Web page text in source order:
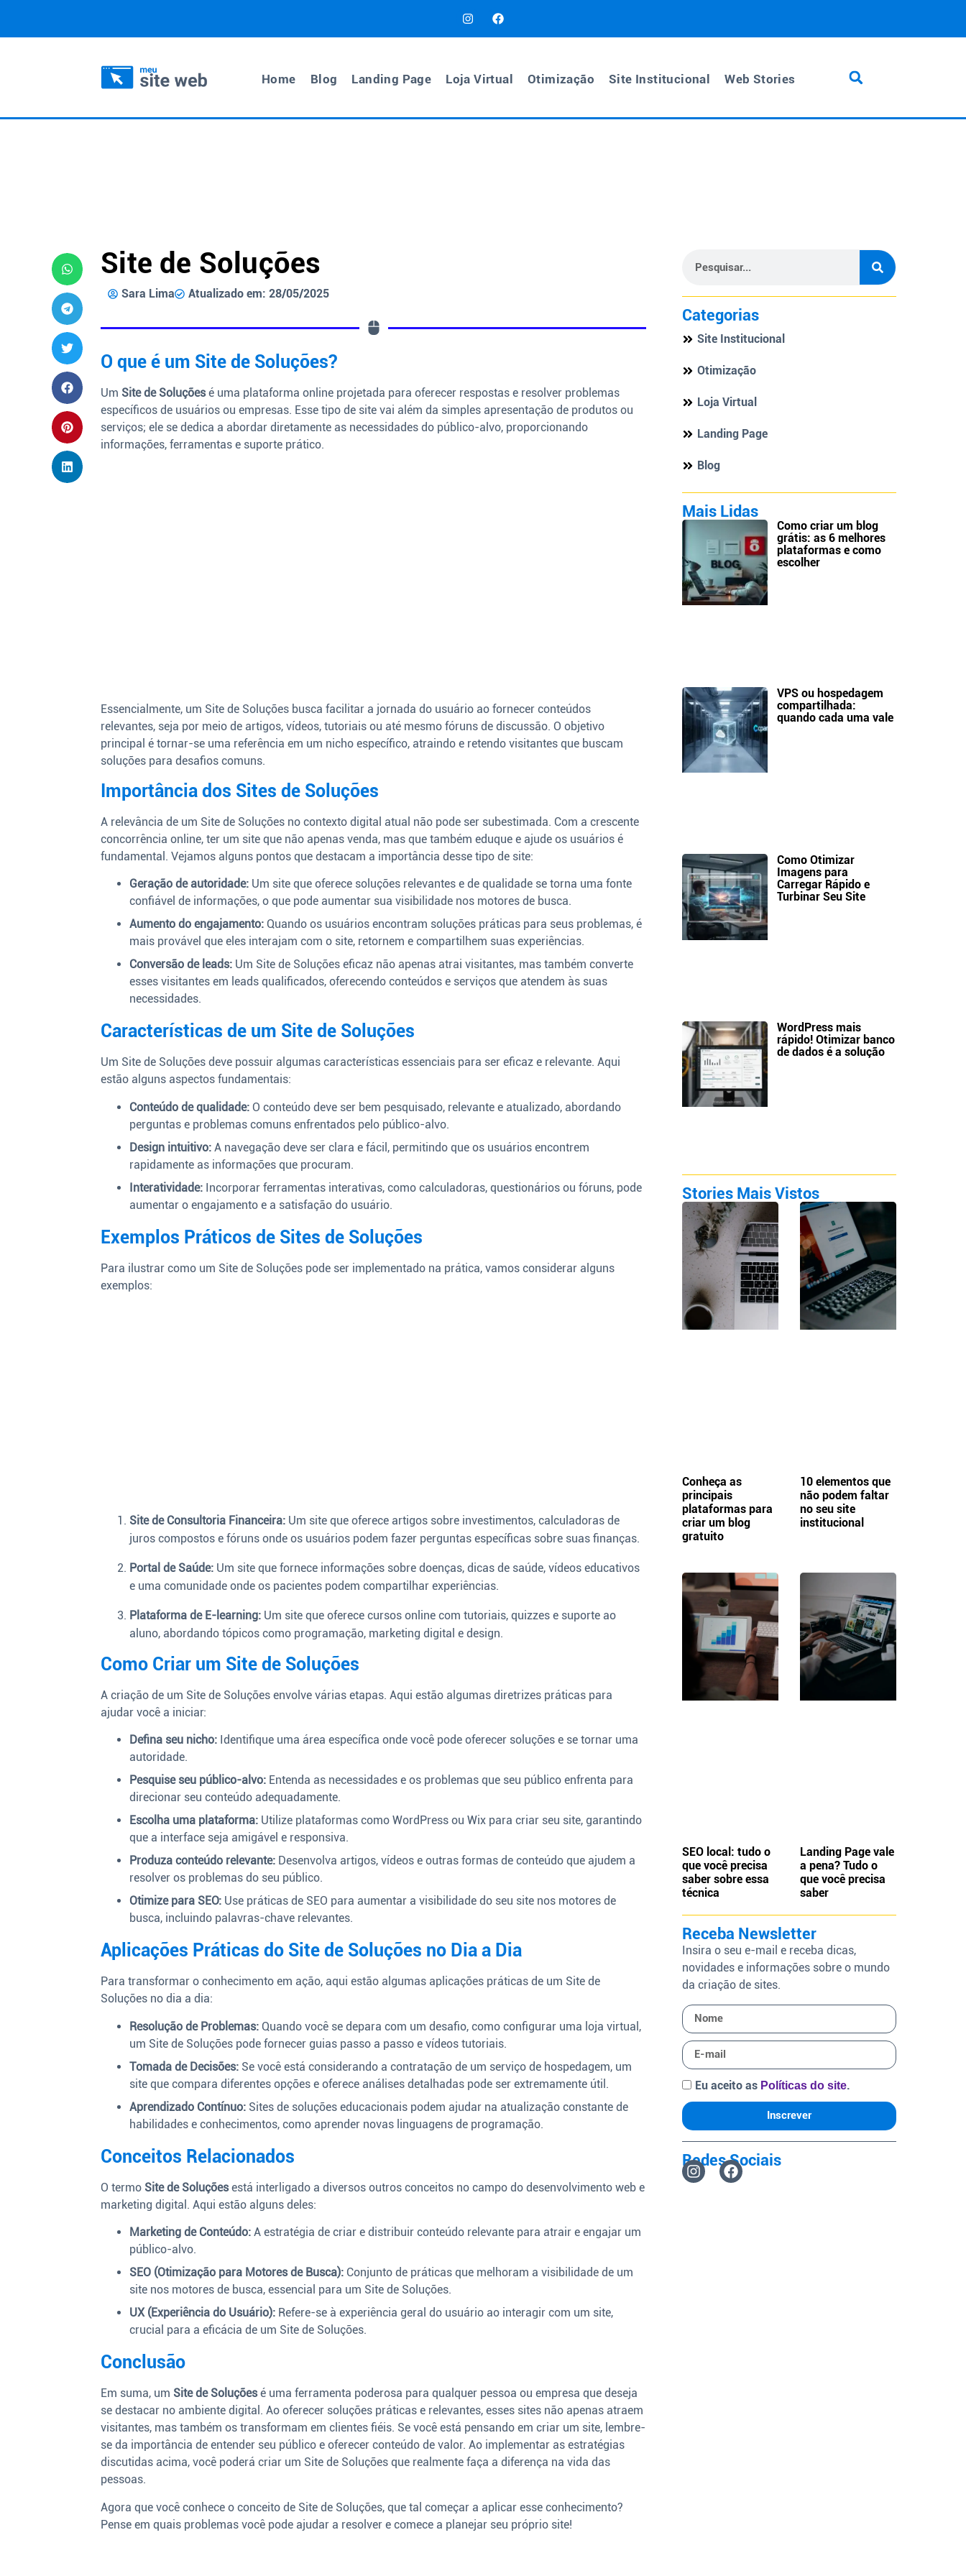
Home Blog Landing Page Loja Virtual Otimização Site Institucional Web Stories
Site de Soluções
Sara Lima Atualizado em: 28/05/2025
O que é um Site de Soluções?
Um Site de Soluçõesé uma plataforma online projetada para oferecer respostas e resolver problemas
específicos de usuários ou empresas. Esse tipo de site vai além da simples apresentação de produtos ou
serviços; ele se dedica a abordar diretamente as necessidades do público-alvo, proporcionando
informações, ferramentas e suporte prático.
Essencialmente, um Site de Soluções busca facilitar a jornada do usuário ao fornecer conteúdos
relevantes, seja por meio de artigos, vídeos, tutoriais ou até mesmo fóruns de discussão. O objetivo
principal é tornar-se uma referência em um nicho específico, atraindo e retendo visitantes que buscam
soluções para desafios comuns.
Importância dos Sites de Soluções
A relevância de um Site de Soluções no contexto digital atual não pode ser subestimada. Com a crescente
concorrência online, ter um site que não apenas venda, mas que também eduque e ajude os usuários é
fundamental. Vejamos alguns pontos que destacam a importância desse tipo de site:
Geração de autoridade: Um site que oferece soluções relevantes e de qualidade se torna uma fonte
confiável de informações, o que pode aumentar sua visibilidade nos motores de busca.
Aumento do engajamento: Quando os usuários encontram soluções práticas para seus problemas, é
mais provável que eles interajam com o site, retornem e compartilhem suas experiências.
Conversão de leads: Um Site de Soluções eficaz não apenas atrai visitantes, mas também converte
esses visitantes em leads qualificados, oferecendo conteúdos e serviços que atendem às suas
necessidades.
Características de um Site de Soluções
Um Site de Soluções deve possuir algumas características essenciais para ser eficaz e relevante. Aqui
estão alguns aspectos fundamentais:
Conteúdo de qualidade: O conteúdo deve ser bem pesquisado, relevante e atualizado, abordando
perguntas e problemas comuns enfrentados pelo público-alvo.
Design intuitivo: A navegação deve ser clara e fácil, permitindo que os usuários encontrem
rapidamente as informações que procuram.
Interatividade: Incorporar ferramentas interativas, como calculadoras, questionários ou fóruns, pode
aumentar o engajamento e a satisfação do usuário.
Exemplos Práticos de Sites de Soluções
Para ilustrar como um Site de Soluções pode ser implementado na prática, vamos considerar alguns
exemplos:
Site de Consultoria Financeira: Um site que oferece artigos sobre investimentos, calculadoras de
juros compostos e fóruns onde os usuários podem fazer perguntas específicas sobre suas finanças.
Portal de Saúde: Um site que fornece informações sobre doenças, dicas de saúde, vídeos educativos
e uma comunidade onde os pacientes podem compartilhar experiências.
Plataforma de E-learning: Um site que oferece cursos online com tutoriais, quizzes e suporte ao
aluno, abordando tópicos como programação, marketing digital e design.
Como Criar um Site de Soluções
A criação de um Site de Soluções envolve várias etapas. Aqui estão algumas diretrizes práticas para
ajudar você a iniciar:
Defina seu nicho: Identifique uma área específica onde você pode oferecer soluções e se tornar uma
autoridade.
Pesquise seu público-alvo: Entenda as necessidades e os problemas que seu público enfrenta para
direcionar seu conteúdo adequadamente.
Escolha uma plataforma: Utilize plataformas como WordPress ou Wix para criar seu site, garantindo
que a interface seja amigável e responsiva.
Produza conteúdo relevante: Desenvolva artigos, vídeos e outras formas de conteúdo que ajudem a
resolver os problemas do seu público.
Otimize para SEO: Use práticas de SEO para aumentar a visibilidade do seu site nos motores de
busca, incluindo palavras-chave relevantes.
Aplicações Práticas do Site de Soluções no Dia a Dia
Para transformar o conhecimento em ação, aqui estão algumas aplicações práticas de um Site de
Soluções no dia a dia:
Resolução de Problemas: Quando você se depara com um desafio, como configurar uma loja virtual,
um Site de Soluções pode fornecer guias passo a passo e vídeos tutoriais.
Tomada de Decisões: Se você está considerando a contratação de um serviço de hospedagem, um
site que compara diferentes opções e oferece análises detalhadas pode ser extremamente útil.
Aprendizado Contínuo: Sites de soluções educacionais podem ajudar na atualização constante de
habilidades e conhecimentos, como aprender novas linguagens de programação.
Conceitos Relacionados
O termo Site de Soluçõesestá interligado a diversos outros conceitos no campo do desenvolvimento web e
marketing digital. Aqui estão alguns deles:
Marketing de Conteúdo: A estratégia de criar e distribuir conteúdo relevante para atrair e engajar um
público-alvo.
SEO (Otimização para Motores de Busca): Conjunto de práticas que melhoram a visibilidade de um
site nos motores de busca, essencial para um Site de Soluções.
UX (Experiência do Usuário): Refere-se à experiência geral do usuário ao interagir com um site,
crucial para a eficácia de um Site de Soluções.
Conclusão
Em suma, um Site de Soluçõesé uma ferramenta poderosa para qualquer pessoa ou empresa que deseja
se destacar no ambiente digital. Ao oferecer soluções práticas e relevantes, esses sites não apenas atraem
visitantes, mas também os transformam em clientes fiéis. Se você está pensando em criar um site, lembre-
se da importância de entender seu público e oferecer conteúdo de valor. Ao implementar as estratégias
discutidas acima, você poderá criar um Site de Soluções que realmente faça a diferença na vida das
pessoas.
Agora que você conhece o conceito de Site de Soluções, que tal começar a aplicar esse conhecimento?
Pense em quais problemas você pode ajudar a resolver e comece a planejar seu próprio site!
Categorias
Site Institucional
Otimização
Loja Virtual
Landing Page
Blog
Mais Lidas
Como criar um blog
grátis: as 6 melhores
plataformas e como
escolher
VPS ou hospedagem
compartilhada:
quando cada uma vale
Como Otimizar
Imagens para
Carregar Rápido e
Turbinar Seu Site
WordPress mais
rápido! Otimizar banco
de dados é a solução
Stories Mais Vistos
Conheça as
principais
plataformas para
criar um blog
gratuito
10 elementos que
não podem faltar
no seu site
institucional
SEO local: tudo o
que você precisa
saber sobre essa
técnica
Landing Page vale
a pena? Tudo o
que você precisa
saber
Receba Newsletter
Insira o seu e-mail e receba dicas,
novidades e informações sobre o mundo
da criação de sites.
Eu aceito as Políticas do site.
Inscrever
Redes Sociais